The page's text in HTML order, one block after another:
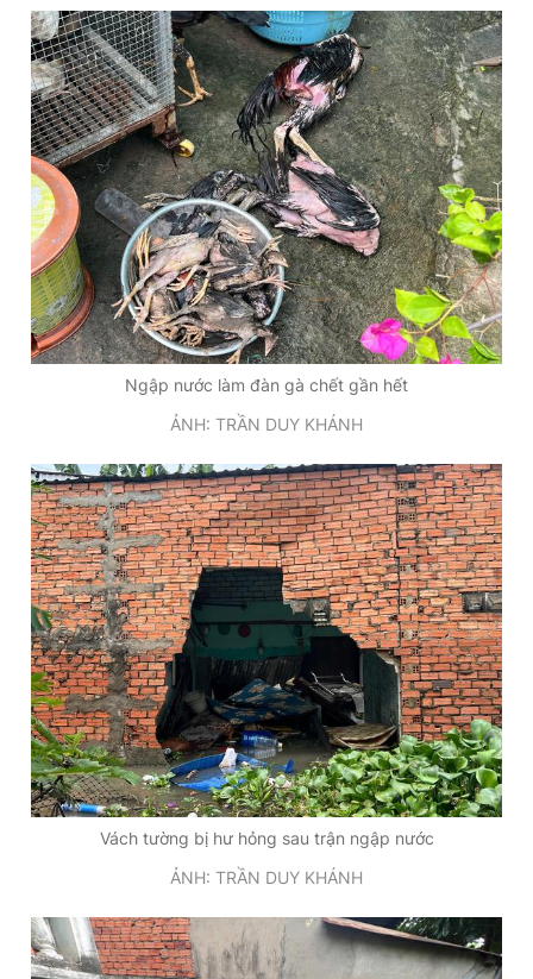
Ngập nước làm đàn gà chết gần hết
ẢNH: TRẦN DUY KHÁNH
Vách tường bị hư hỏng sau trận ngập nước
ẢNH: TRẦN DUY KHÁNH